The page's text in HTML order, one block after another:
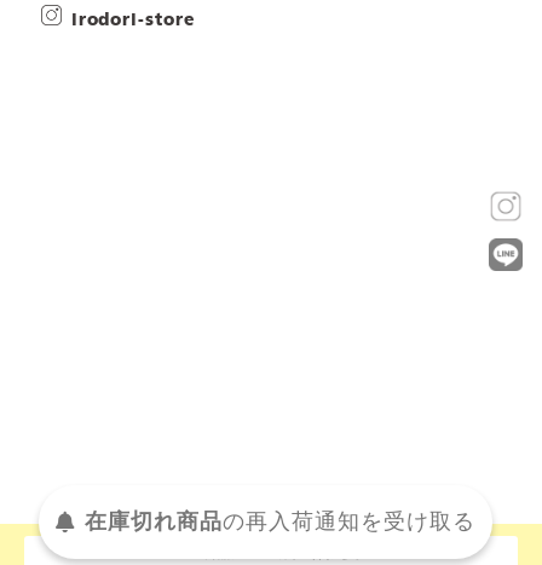
irodori-store
在庫切れ商品の再入荷通知を 受け取る